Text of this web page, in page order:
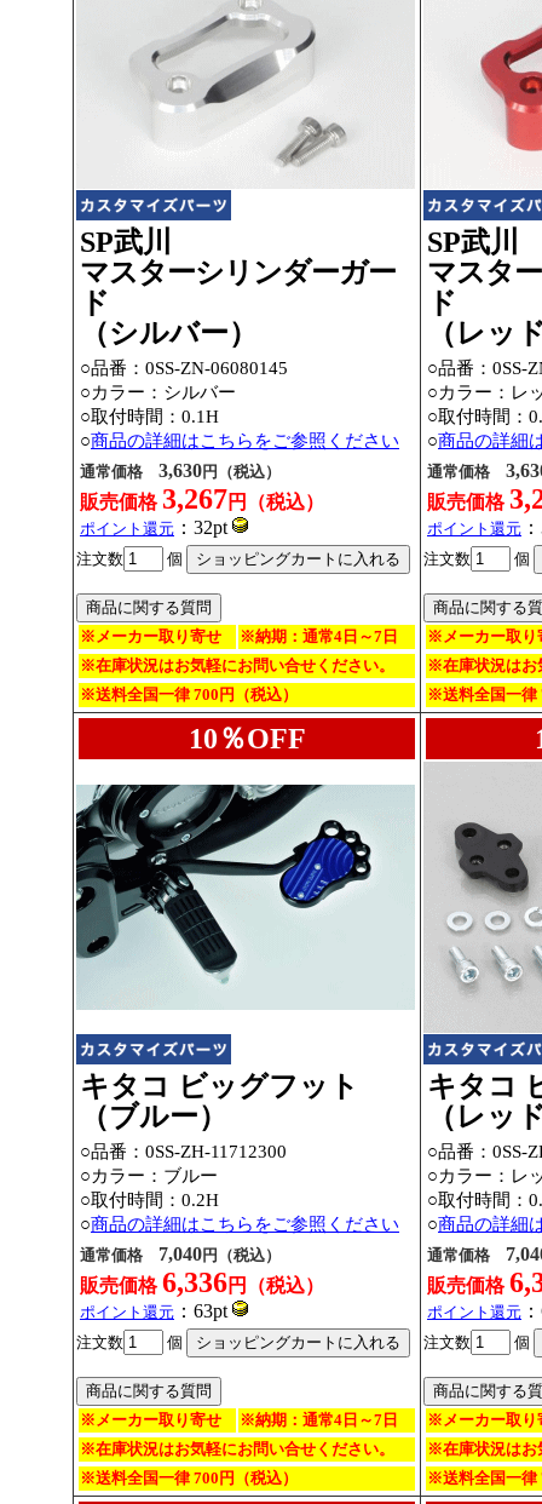
SP武川
マスターシリンダーガー
ド
（シルバー）
○品番： 0SS-ZN-06080145
○カラー：シルバー
○取付時間：0.1H
○商品の詳細はこちらをご参照ください
通常価格 3,630円（税込）
販売価格 3,267円（税込）
ポイント還元 ：32pt
注文数 個
※メーカー取り寄せ
※納期：通常4日～7日
※在庫状況はお気軽にお問い合せください。
※送料全国一律 700円（税込）
SP武川
マスタ
ド
（レッ
○品番： 0SS-
○カラー：レ
○取付時間：
○商品の詳細
通常価格
販売価格
ポイント還元
注文数 個
※メーカー取り
※在庫状況はお
※送料全国一律
10％OFF
キタコ ビッグフット
（ブルー）
○品番： 0SS-ZH-11712300
○カラー：ブルー
○取付時間：0.2H
○商品の詳細はこちらをご参照ください
通常価格 7,040円（税込）
販売価格6,336円（税込）
ポイント還元 ：63pt
注文数 個
※メーカー取り寄せ
※納期：通常4日～7日
※在庫状況はお気軽にお問い合せください。
※送料全国一律 700円（税込）
キタコ
（レッ
○品番： 0SS-
○カラー：レ
○取付時間：
○商品の詳細
通常価格
販売価格
ポイント還元
注文数 個
※メーカー取り
※在庫状況はお
※送料全国一律